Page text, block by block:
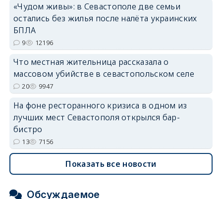
«Чудом живы»: в Севастополе две семьи
остались без жилья после налёта украинских
БПЛА
9 12196
Что местная жительница рассказала о
массовом убийстве в севастопольском селе
20 9947
На фоне ресторанного кризиса в одном из
лучших мест Севастополя открылся бар-
бистро
13 7156
Показать все новости
Обсуждаемое